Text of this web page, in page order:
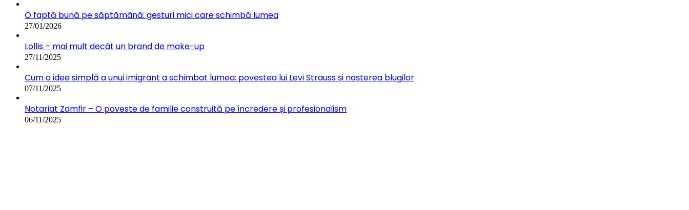
O faptă bună pe săptămână: gesturi mici care schimbă lumea
27/01/2026
Lollis – mai mult decât un brand de make-up
27/11/2025
Cum o idee simplă a unui imigrant a schimbat lumea: povestea lui Levi Strauss și nașterea blugilor
07/11/2025
Notariat Zamfir – O poveste de familie construită pe încredere și profesionalism
06/11/2025